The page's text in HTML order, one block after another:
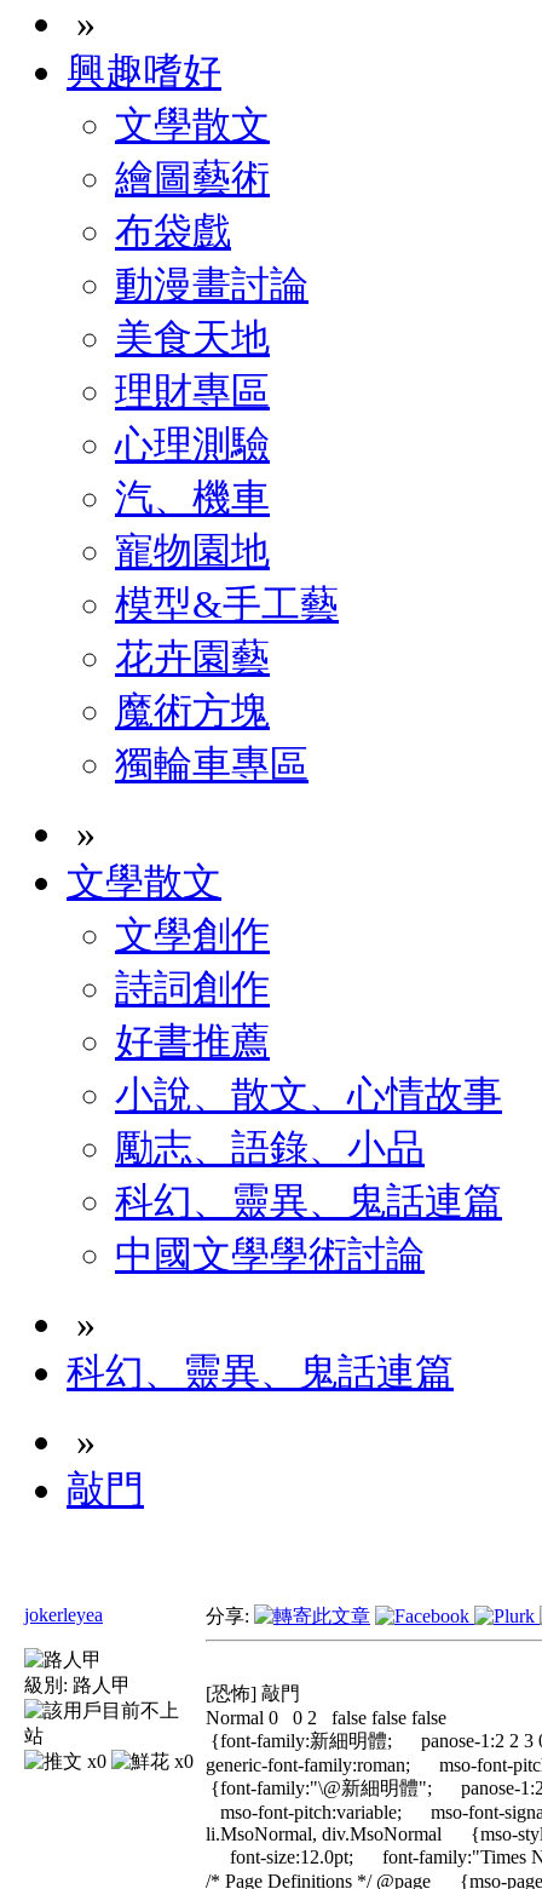
»
興趣嗜好
文學散文
繪圖藝術
布袋戲
動漫畫討論
美食天地
理財專區
心理測驗
汽、機車
寵物園地
模型&手工藝
花卉園藝
魔術方塊
獨輪車專區
»
文學散文
文學創作
詩詞創作
好書推薦
小說、散文、心情故事
勵志、語錄、小品
科幻、靈異、鬼話連篇
中國文學學術討論
»
科幻、靈異、鬼話連篇
»
敲門
jokerleyea
級別: 路人甲
x0 x0
分享:
[恐怖] 敲門
Normal 0 0 2 false false false
{font-family:新細明體; panose-1:2 2
generic-font-family:roman; mso-font-
{font-family:"\@新細明體"; panose-
mso-font-pitch:variable; mso-font-
li.MsoNormal, div.MsoNormal {mso-
font-size:12.0pt; font-family:"Times
/* Page Definitions */ @page {mso-